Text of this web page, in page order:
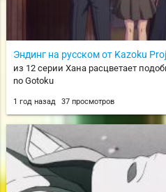
Эндинг на русском от Kazoku
из 12 серии Хана расцветает
no Gotoku
1 год назад 37 просмотров